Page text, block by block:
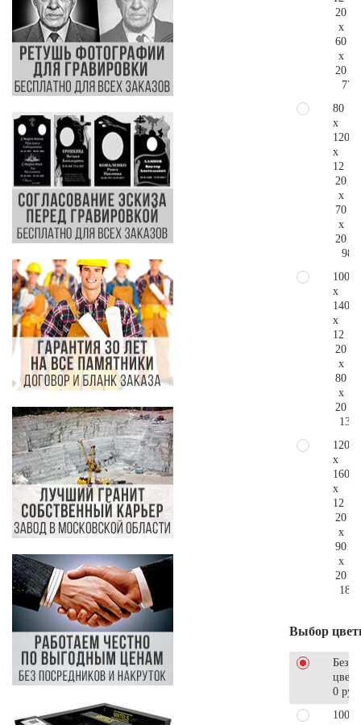
20
x
60
x
20
80
x
120
x
12
20
x
70
x
20
100
x
140
x
12
20
x
80
x
20
120
x
160
x
12
20
x
90
x
20
Выбор
Без
0 руб.
100